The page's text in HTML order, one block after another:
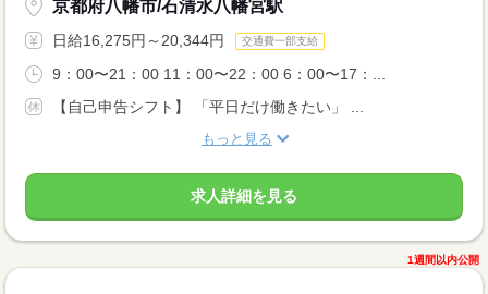
京都府八幡市/石清水八幡宮駅
日給16,275円～20,344円 交通費一部支給
9：00〜21：00 11：00〜22：00 6：00〜17：...
【自己申告シフト】 「平日だけ働きたい」 ...
もっと見る
求人詳細を見る
1週間以内公開